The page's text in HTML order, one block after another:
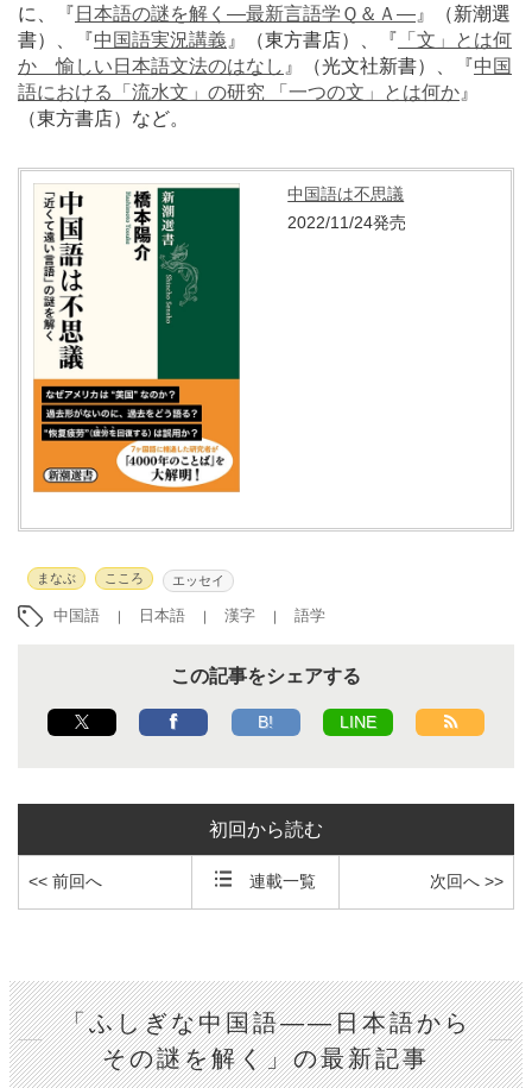
に、『 日本語の謎を解く―最新言語学Ｑ＆Ａ― 』（新潮選
書）、『中国語実況講義 』（東方書店）、『 「文」とは何
か 愉しい日本語文法のはなし 』（光文社新書）、『中国
語における「流水文」の研究 「一つの文」とは何か 』
（東方書店）など。
中国語は不思議
2022/11/24発売
まなぶ こころ エッセイ
中国語 日本語 漢字 語学
この記事をシェアする
B! LINE
初回から読む
<< 前回へ 連載一覧 次回へ >>
「ふしぎな中国語――日本語から
その謎を解く」の最新記事